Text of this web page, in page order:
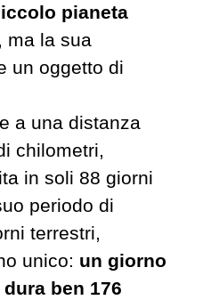
pianeta
, ma la sua
un oggetto di
a una distanza
chilometri,
in soli 88 giorni
periodo di
terrestri,
unico: un giorno
ben 176